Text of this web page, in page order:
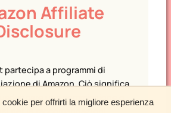
per offrirti la migliore esperienza
Affiliate
partecipa a programmi di
di Amazon. Ciò significa
una commissione o